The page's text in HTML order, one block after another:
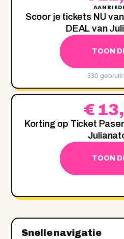
Scoor je tickets NU
DEAL van
TOON
330
€
Korting op Ticket
TOON
Snelle navigatie